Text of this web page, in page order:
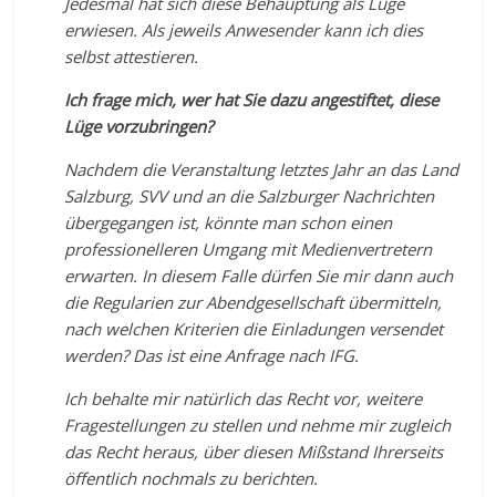
erwiesen. Als jeweils Anwesender kann ich dies
selbst attestieren.
Ich frage mich, wer hat Sie dazu angestiftet, diese
Lüge vorzubringen?
Nachdem die Veranstaltung letztes Jahr an das Land
Salzburg, SVV und an die Salzburger Nachrichten
übergegangen ist, könnte man schon einen
professionelleren Umgang mit Medienvertretern
erwarten. In diesem Falle dürfen Sie mir dann auch
die Regularien zur Abendgesellschaft übermitteln,
nach welchen Kriterien die Einladungen versendet
werden? Das ist eine Anfrage nach IFG.
Ich behalte mir natürlich das Recht vor, weitere
Fragestellungen zu stellen und nehme mir zugleich
das Recht heraus, über diesen Mißstand Ihrerseits
öffentlich nochmals zu berichten.